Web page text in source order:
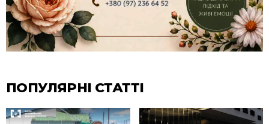
ПОПУЛЯРНІ СТАТТІ